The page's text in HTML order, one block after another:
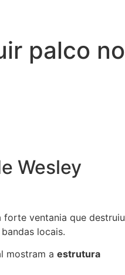
palco no
Wesley
forte ventania que destruiu
locais.
mostram a estrutura